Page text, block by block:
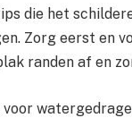
die het
Zorg eerst en
randen af en